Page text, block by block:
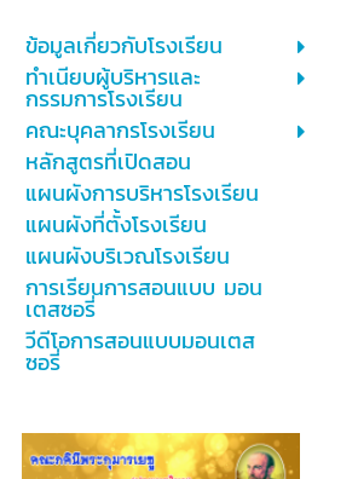
ข้อมูลเกี่ยวกับโรงเรียน
ทำเนียบผู้บริหารและ
กรรมการโรงเรียน
คณะบุคลากรโรงเรียน
หลักสูตรที่เปิดสอน
แผนผังการบริหารโรงเรียน
แผนผังที่ตั้งโรงเรียน
แผนผังบริเวณโรงเรียน
การเรียนการสอนแบบ มอน
เตสซอรี่
วีดีโอการสอนแบบมอนเตส
ซอรี่